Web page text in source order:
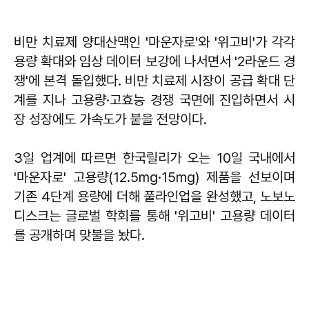
비만 치료제 양대산맥인 '마운자로'와 '위고비'가 각각
용량 확대와 임상 데이터 보강에 나서면서 '2라운드 경
쟁'에 본격 돌입했다. 비만 치료제 시장이 공급 확대 단
계를 지나 고용량·고효능 경쟁 국면에 진입하면서 시
장 성장에도 가속도가 붙을 전망이다.
3일 업계에 따르면 한국릴리가 오는 10일 국내에서
'마운자로' 고용량(12.5mg·15mg) 제품을 선보이며
기존 4단계 용량에 더해 풀라인업을 완성했고, 노보노
디스크는 글로벌 학회를 통해 '위고비' 고용량 데이터
를 공개하며 맞불을 놨다.